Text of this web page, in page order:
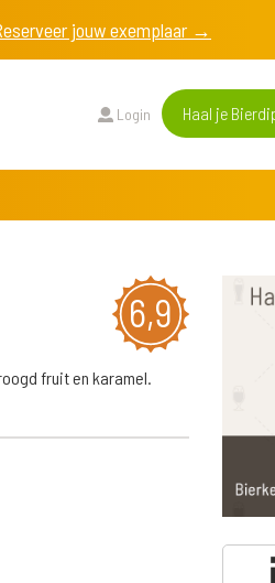
jouw exemplaar →
Login Haal je
6,9
fruit en karamel.